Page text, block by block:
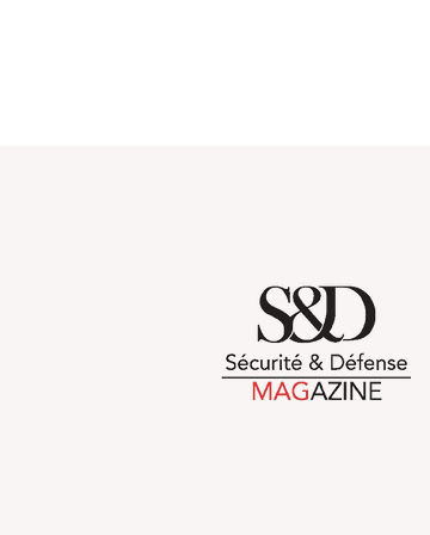
Violation de données : la
France en première ligne !